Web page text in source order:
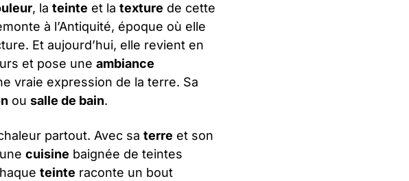
, la teinte et la texture de cette
à l’Antiquité, époque où elle
Et aujourd’hui, elle revient en
et pose une ambiance
vraie expression de la terre. Sa
ou salle de bain.
partout. Avec sa terre et son
cuisine baignée de teintes
teinte raconte un bout